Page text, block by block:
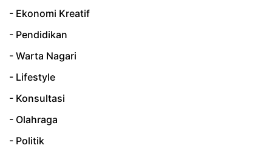
- Ekonomi Kreatif
- Pendidikan
- Warta Nagari
- Lifestyle
- Konsultasi
- Olahraga
- Politik